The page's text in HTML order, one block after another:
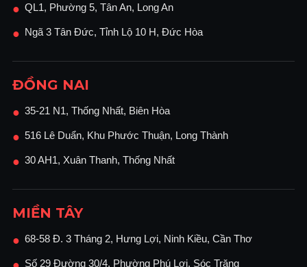
● QL1, Phường 5, Tân An, Long An
● Ngã 3 Tân Đức, Tỉnh Lộ 10 H, Đức Hòa
ĐỒNG NAI
● 35-21 N1, Thống Nhất, Biên Hòa
● 516 Lê Duẩn, Khu Phước Thuận, Long Thành
● 30 AH1, Xuân Thanh, Thống Nhất
MIỀN TÂY
● 68-58 Đ. 3 Tháng 2, Hưng Lợi, Ninh Kiều, Cần Thơ
Số 29 Đường 30/4, Phường Phú Lợi, Sóc Trăng